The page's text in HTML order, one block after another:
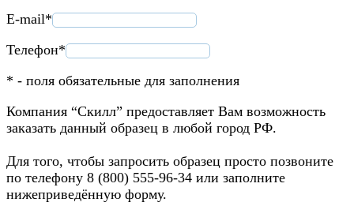
E-mail*
Телефон*
* - поля обязательные для заполнения
Компания “Скилл” предоставляет Вам возможность
заказать данный образец в любой город РФ.
Для того, чтобы запросить образец просто позвоните
по телефону 8 (800) 555-96-34 или заполните
нижеприведённую форму.